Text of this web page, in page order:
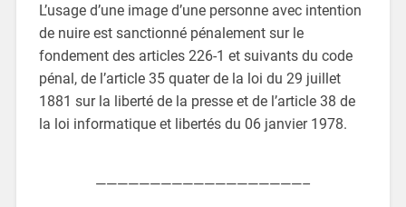
L’usage d’une image d’une personne avec intention
de nuire est sanctionné pénalement sur le
fondement des articles 226-1 et suivants du code
pénal, de l’article 35 quater de la loi du 29 juillet
1881 sur la liberté de la presse et de l’article 38 de
la loi informatique et libertés du 06 janvier 1978.
———————————————————–